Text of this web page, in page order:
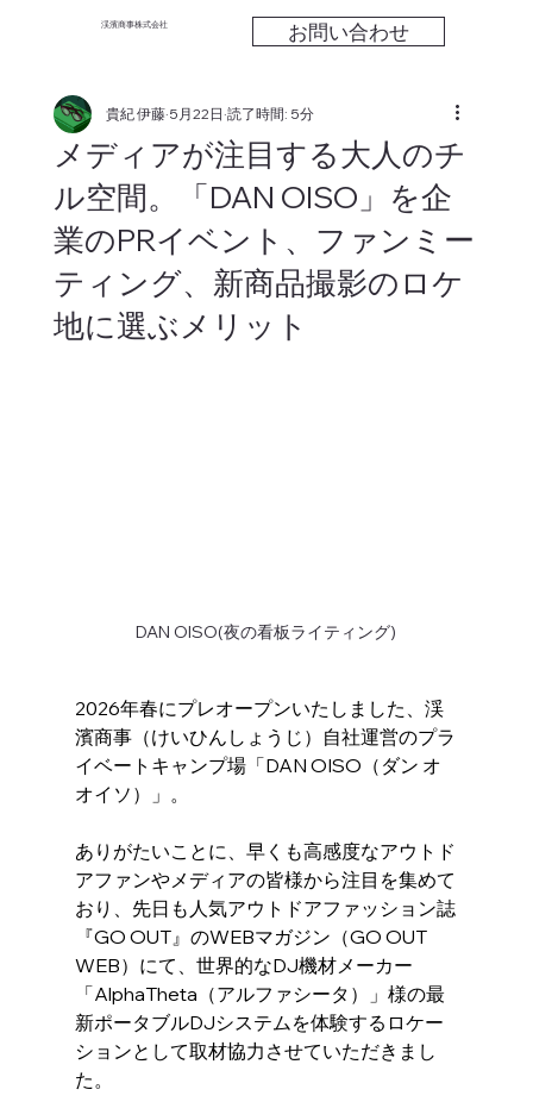
渓濱商事株式会社 お問い合わせ
メディアが注目する大人のチ
ル空間。「DAN OISO」を企
業のPRイベント、ファンミー
ティング、新商品撮影のロケ
地に選ぶメリット
貴紀 伊藤 5月22日 読了時間: 5分
DAN OISO(夜の看板ライティング)
2026年春にプレオープンいたしました、渓
濱商事（けいひんしょうじ）自社運営のプラ
イベートキャンプ場「DAN OISO（ダン オ
オイソ）」。
ありがたいことに、早くも高感度なアウトド
アファンやメディアの皆様から注目を集めて
おり、先日も人気アウトドアファッション誌
『GO OUT』のWEBマガジン（GO OUT
WEB）にて、世界的なDJ機材メーカー
「AlphaTheta（アルファシータ）」様の最
新ポータブルDJシステムを体験するロケー
ションとして取材協力させていただきまし
た。